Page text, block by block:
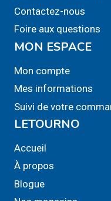
Contactez-nous
Foire aux questions
MON ESPACE
Mon compte
Mes informations
Suivi de votre
LETOURNO
Accueil
À propos
Blogue